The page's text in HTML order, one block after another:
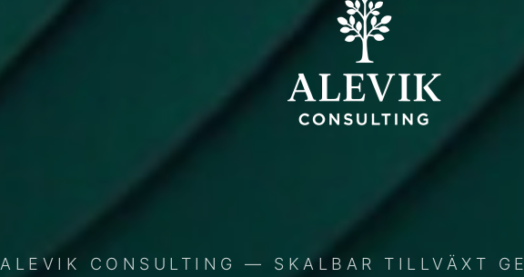
ALEVIK CONSULTING — SKALBAR TILLVÄXT